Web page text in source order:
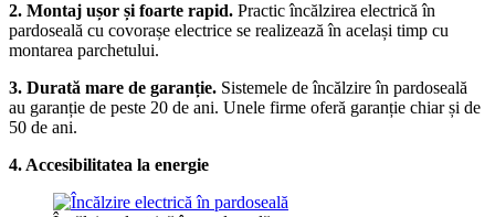
2. Montaj ușor și foarte rapid. Practic încălzirea electrică în
pardoseală cu covorașe electrice se realizează în același timp cu
montarea parchetului.
3. Durată mare de garanție. Sistemele de încălzire în pardoseală
au garanție de peste 20 de ani. Unele firme oferă garanție chiar și de
50 de ani.
4. Accesibilitatea la energie